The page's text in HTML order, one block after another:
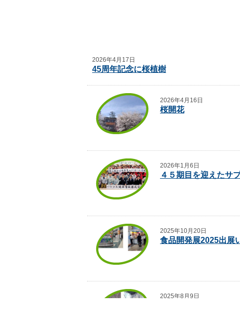
2026年4月17日
45周年記念に桜植樹
2026年4月16日
桜開花
2026年1月6日
４５期目を迎えたサ
2025年10月20日
食品開発展2025出展
2025年8月9日